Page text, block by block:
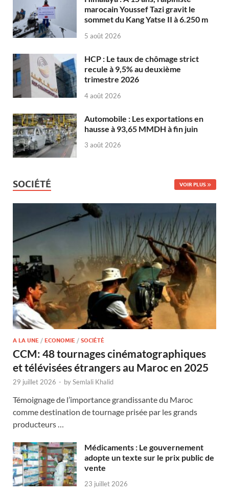
marocain Youssef Tazi gravit le
sommet du Kang Yatse II à 6.250 m
5 août 2026
HCP : Le taux de chômage strict
recule à 9,5% au deuxième
trimestre 2026
4 août 2026
Automobile : Les exportations en
hausse à 93,65 MMDH à fin juin
3 août 2026
SOCIÉTÉ VOIR PLUS
A LA UNE / ECONOMIE / SOCIÉTÉ
CCM: 48 tournages cinématographiques
et télévisées étrangers au Maroc en 2025
29 juillet 2026 - bySemlali Khalid
Témoignage de l’importance grandissante du Maroc
comme destination de tournage prisée par les grands
producteurs …
Médicaments : Le gouvernement
adopte un texte sur le prix public de
vente
23 juillet 2026